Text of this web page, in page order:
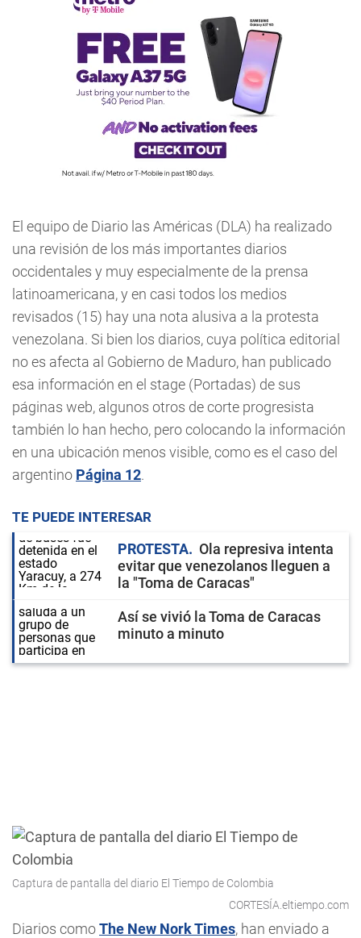
El equipo de Diario las Américas (DLA) ha realizado
una revisión de los más importantes diarios
occidentales y muy especialmente de la prensa
latinoamericana, y en casi todos los medios
revisados (15) hay una nota alusiva a la protesta
venezolana. Si bien los diarios, cuya política editorial
no es afecta al Gobierno de Maduro, han publicado
esa información en el stage (Portadas) de sus
páginas web, algunos otros de corte progresista
también lo han hecho, pero colocando la información
en una ubicación menos visible, como es el caso del
argentino Página 12.
TE PUEDE INTERESAR
PROTESTA
Ola represiva intenta
evitar que venezolanos lleguen a
la "Toma de Caracas"
Así se vivió la Toma de Caracas
minuto a minuto
Captura de pantalla del diario El Tiempo de Colombia
CORTESÍA.eltiempo.com
Diarios comoThe New Nork Times, han enviado a